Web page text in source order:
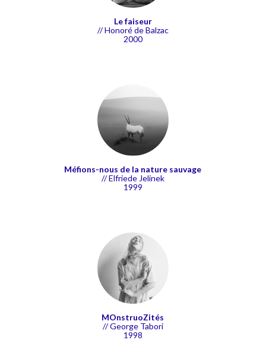
Le faiseur
// Honoré de Balzac
2000
Méfions-nous de la nature sauvage
// Elfriede Jelinek
1999
MOnstruoZités
// George Tabori
1998